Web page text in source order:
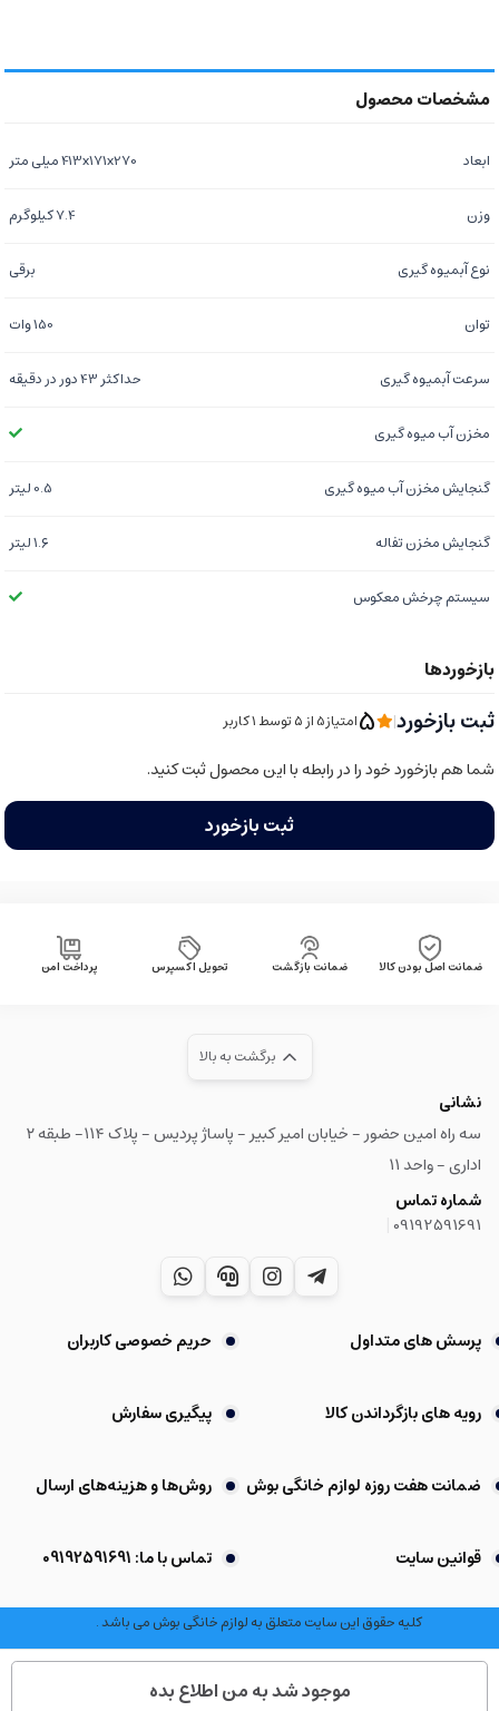
موجود شد به من اطلاع بده
ابعاد 413x171x270 میلی متر
وزن 7.4 کیلوگرم
نوع آبمیوه گیری برقی
توان 150 وات
سرعت آبمیوه گیری حداکثر 43 دور در دقیقه
مخزن آب میوه گیری
گنجایش مخزن آب میوه گیری 0.5 لیتر
گنجایش مخزن تفاله ۱.۶ لیتر
سیستم چرخش معکوس
ثبت بازخورد|
5امتیاز5 از ۵ توسط 1 کاربر
شما هم بازخورد خود را در رابطه با این محصول ثبت کنید.
ثبت بازخورد
ضمانت اصل بودن کالا ضمانت بازگشت تحویل اکسپرس پرداخت امن
برگشت به بالا
نشانی
سه راه امین حضور - خیابان امیر کبیر - پاساژ پردیس - پلاک ۱۱۴- طبقه ۲
اداری - واحد ۱۱
شماره تماس
09192591691
پرسش های متداول حریم خصوصی کاربران
رویه های بازگرداندن کالا پیگیری سفارش
ضمانت هفت روزه لوازم خانگی بوش روش‌ها و هزینه‌های ارسال
قوانین سایت تماس با ما: 09192591691
کلیه حقوق این سایت متعلق به لوازم خانگی بوش می باشد .